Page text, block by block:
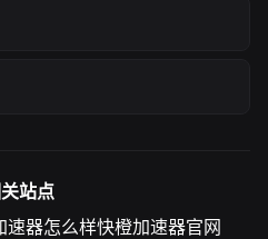
站点
速器怎么样快橙加速器官网